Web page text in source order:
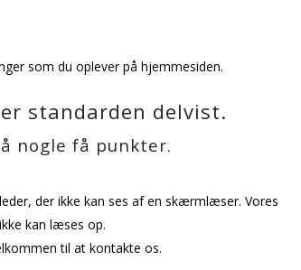
som du oplever på hjemmesiden.
standarden delvist.
nogle få punkter.
der ikke kan ses af en skærmlæser. Vores
kan læses op.
til at kontakte os.